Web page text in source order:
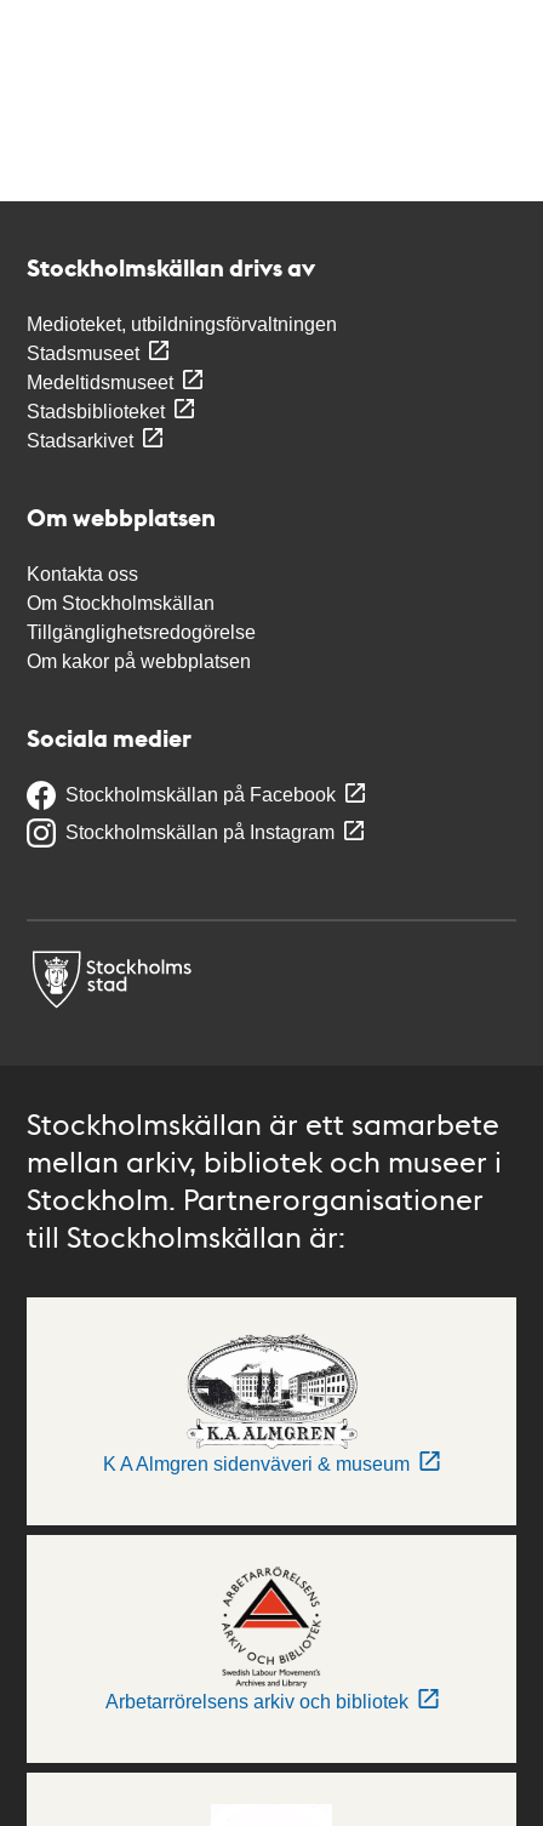
Stockholmskällan drivs av
Medioteket, utbildningsförvaltningen
Stadsmuseet
Medeltidsmuseet
Stadsbiblioteket
Stadsarkivet
Om webbplatsen
Kontakta oss
Om Stockholmskällan
Tillgänglighetsredogörelse
Om kakor på webbplatsen
Sociala medier
Stockholmskällan på Facebook
Stockholmskällan på Instagram
Stockholmskällan är ett samarbete
mellan arkiv, bibliotek och museer i
Stockholm. Partnerorganisationer
till Stockholmskällan är:
K A Almgren sidenväveri & museum
Arbetarrörelsens arkiv och bibliotek